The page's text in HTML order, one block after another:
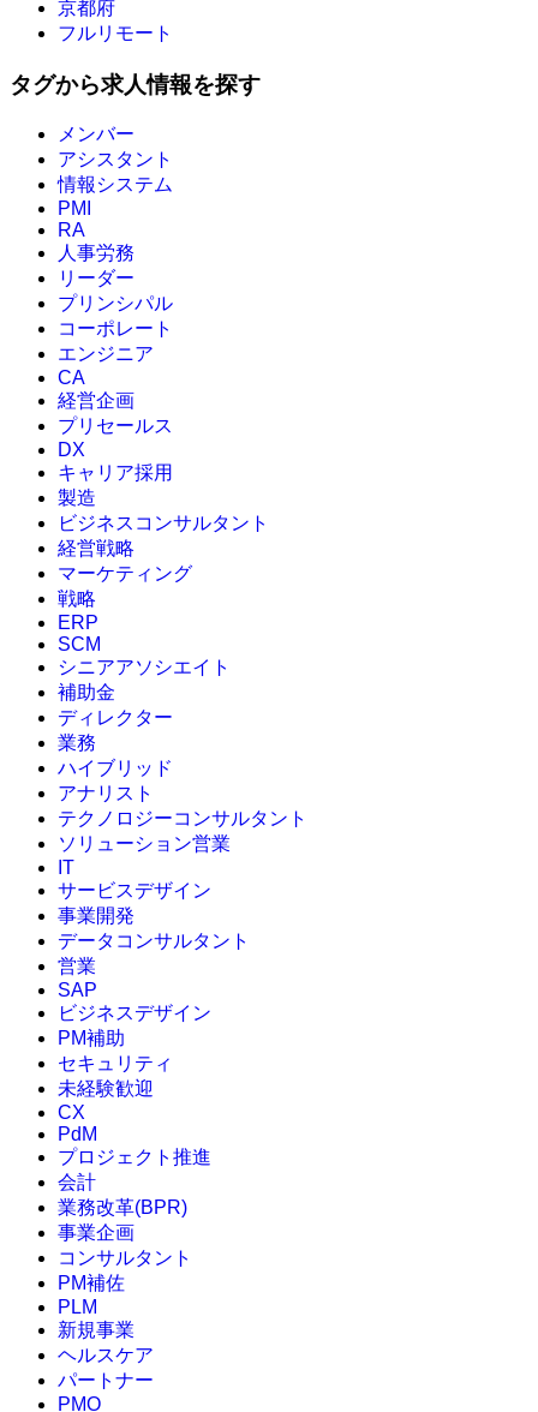
京都府
フルリモート
タグから求人情報を探す
メンバー
アシスタント
情報システム
PMI
RA
人事労務
リーダー
プリンシパル
コーポレート
エンジニア
CA
経営企画
プリセールス
DX
キャリア採用
製造
ビジネスコンサルタント
経営戦略
マーケティング
戦略
ERP
SCM
シニアアソシエイト
補助金
ディレクター
業務
ハイブリッド
アナリスト
テクノロジーコンサルタント
ソリューション営業
IT
サービスデザイン
事業開発
データコンサルタント
営業
SAP
ビジネスデザイン
PM補助
セキュリティ
未経験歓迎
CX
PdM
プロジェクト推進
会計
業務改革(BPR)
事業企画
コンサルタント
PM補佐
PLM
新規事業
ヘルスケア
パートナー
PMO